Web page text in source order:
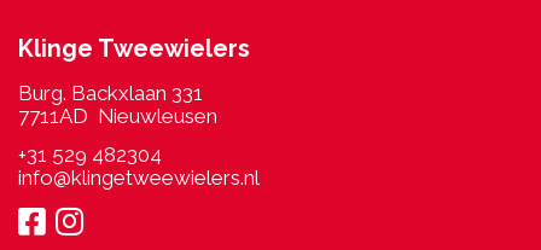
Klinge Tweewielers
Burg. Backxlaan 331
7711AD Nieuwleusen
+31 529 482304
info@klingetweewielers.nl